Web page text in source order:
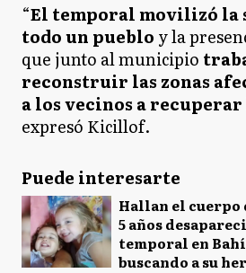
“El temporal movilizó la
todo un pueblo y la
que junto al municipio
reconstruir las zonas
a los vecinos a
expresó Kicillof.
Puede interesarte
Hallan el cuerpo
5 años
temporal en
buscando a su